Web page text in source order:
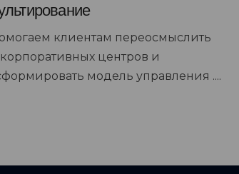
клиентам переосмыслить
центров и
модель управления ....